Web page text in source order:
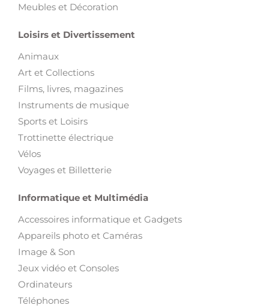
Meubles et Décoration
Loisirs et Divertissement
Animaux
Art et Collections
Films, livres, magazines
Instruments de musique
Sports et Loisirs
Trottinette électrique
Vélos
Voyages et Billetterie
Informatique et Multimédia
Accessoires informatique et Gadgets
Appareils photo et Caméras
Image & Son
Jeux vidéo et Consoles
Ordinateurs
Téléphones